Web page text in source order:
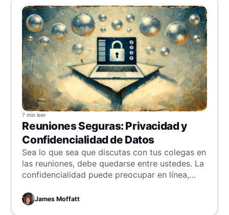
7 min leer
Reuniones Seguras: Privacidad y
Confidencialidad de Datos
Sea lo que sea que discutas con tus colegas en
las reuniones, debe quedarse entre ustedes. La
confidencialidad puede preocupar en línea,
tu sala estará tan protegida como Fort Knox.
James Moffatt